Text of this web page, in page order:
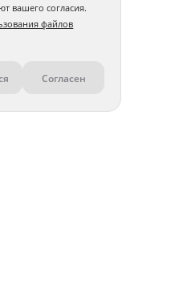
вашего согласия.
файлов
Согласен